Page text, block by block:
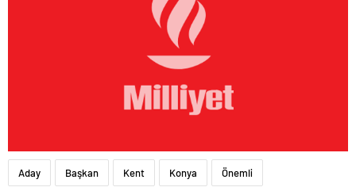
Aday Başkan Kent Konya Önemli